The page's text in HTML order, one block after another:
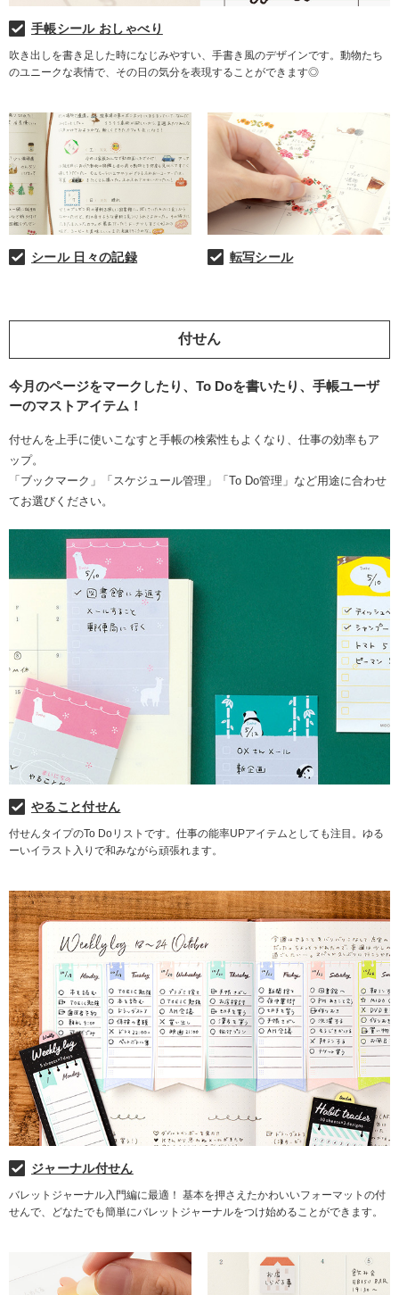
手帳シール おしゃべり
吹き出しを書き足した時になじみやすい、手書き風のデザインです。動物たち
のユニークな表情で、その日の気分を表現することができます◎
シール 日々の記録 転写シール
付せん
今月のページをマークしたり、To Doを書いたり、手帳ユーザ
ーのマストアイテム！
付せんを上手に使いこなすと手帳の検索性もよくなり、仕事の効率もア
ップ。
「ブックマーク」「スケジュール管理」「To Do管理」など用途に合わせ
てお選びください。
やること付せん
付せんタイプのTo Doリストです。仕事の能率UPアイテムとしても注目。ゆる
ーいイラスト入りで和みながら頑張れます。
ジャーナル付せん
バレットジャーナル入門編に最適！ 基本を押さえたかわいいフォーマットの付
せんで、どなたでも簡単にバレットジャーナルをつけ始めることができます。